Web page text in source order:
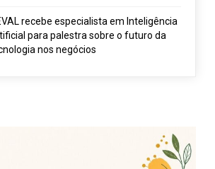
recebe especialista em Inteligência
para palestra sobre o futuro da
nos negócios